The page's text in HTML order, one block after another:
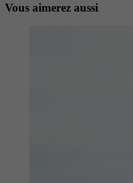
Vous aimerez aussi